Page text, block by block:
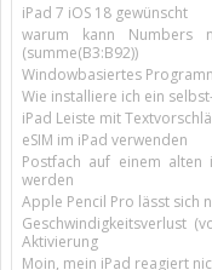
iPad 7 iOS 18 gewünscht
warum kann Numbers
(summe(B3:B92))
Windowbasiertes
Wie installiere ich ein
iPad Leiste mit
eSIM im iPad verwenden
Postfach auf einem alten
werden
Apple Pencil Pro lässt sich
Geschwindigkeitsverlust
Aktivierung
Moin, mein iPad reagiert